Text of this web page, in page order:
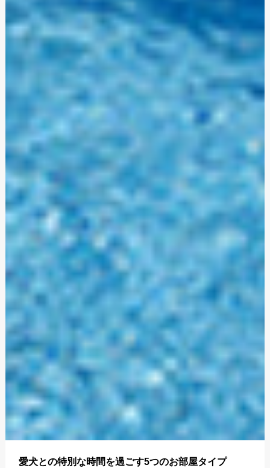
愛犬との特別な時間を過ごす5つのお部屋タイプ